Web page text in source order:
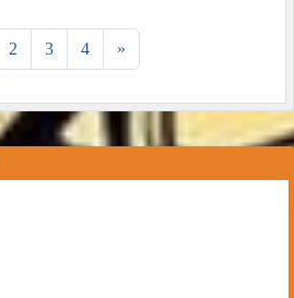
2 3 4 »